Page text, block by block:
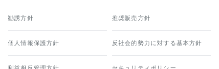
勧誘方針 推奨販売方針
個人情報保護方針 反社会的勢力に対する基本方針